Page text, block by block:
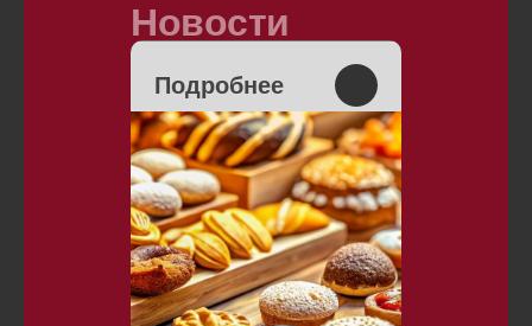
Новости
Подробнее